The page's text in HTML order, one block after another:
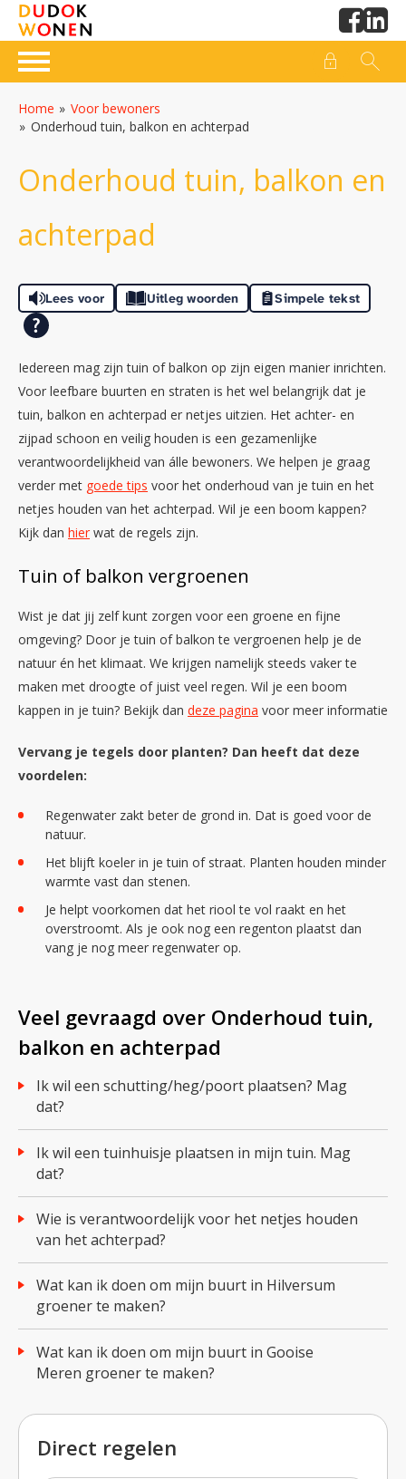
Naar hoofdnavigatiemenu
Naar de homepage
Ga naar Hoofd
Home
Voor bewoners
Onderhoud tuin, balkon en achterpad
Onderhoud tuin, balkon en
achterpad
Lees voor Uitleg woorden Simpele tekst
Iedereen mag zijn tuin of balkon op zijn eigen manier inrichten.
Voor leefbare buurten en straten is het wel belangrijk dat je
tuin, balkon en achterpad er netjes uitzien. Het achter- en
zijpad schoon en veilig houden is een gezamenlijke
verantwoordelijkheid van álle bewoners. We helpen je graag
verder met goede tips voor het onderhoud van je tuin en het
netjes houden van het achterpad. Wil je een boom kappen?
Kijk dan hier wat de regels zijn.
Tuin of balkon vergroenen
Wist je dat jij zelf kunt zorgen voor een groene en fijne
omgeving? Door je tuin of balkon te vergroenen help je de
natuur én het klimaat. We krijgen namelijk steeds vaker te
maken met droogte of juist veel regen. Wil je een boom
kappen in je tuin? Bekijk dan deze pagina voor meer informatie
Vervang je tegels door planten? Dan heeft dat deze
voordelen:
Regenwater zakt beter de grond in. Dat is goed voor de
natuur.
Het blijft koeler in je tuin of straat. Planten houden minder
warmte vast dan stenen.
Je helpt voorkomen dat het riool te vol raakt en het
overstroomt. Als je ook nog een regenton plaatst dan
vang je nog meer regenwater op.
Veel gevraagd over Onderhoud tuin,
balkon en achterpad
Ik wil een schutting/heg/poort plaatsen? Mag
dat?
Ik wil een tuinhuisje plaatsen in mijn tuin. Mag
dat?
Wie is verantwoordelijk voor het netjes houden
van het achterpad?
Wat kan ik doen om mijn buurt in Hilversum
groener te maken?
Wat kan ik doen om mijn buurt in Gooise
Meren groener te maken?
Direct regelen